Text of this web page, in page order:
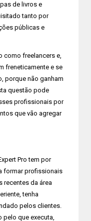
de livros e
tanto por
públicas e
como freelancers e,
freneticamente e se
porque não ganham
questão pode
profissionais por
que vão agregar
Pro tem por
formar profissionais
recentes da área
tenha
pelos clientes.
pelo que executa,